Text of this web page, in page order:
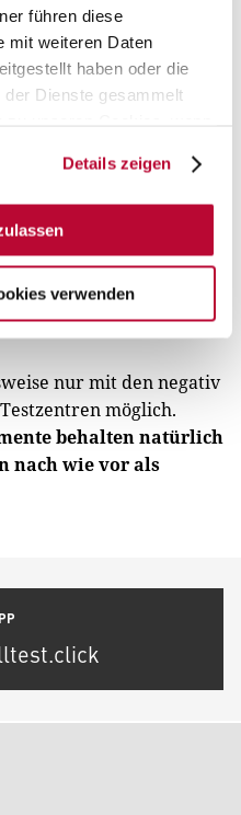
führen diese
mit weiteren Daten
haben oder die
Dienste gesammelt
Details zeigen
verwenden
So kommen
hinterlegt werden
dem
der Personalausweis
Code. Dieser wird mit
der Nachweis wird
nur mit den negativ
möglich.
behalten natürlich
nach wie vor als